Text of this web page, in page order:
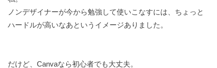
ノンデザイナーが今から勉強して使いこなすには、ちょっと
ハードルが高いなあというイメージありました。
だけど、Canvaなら初心者でも大丈夫。